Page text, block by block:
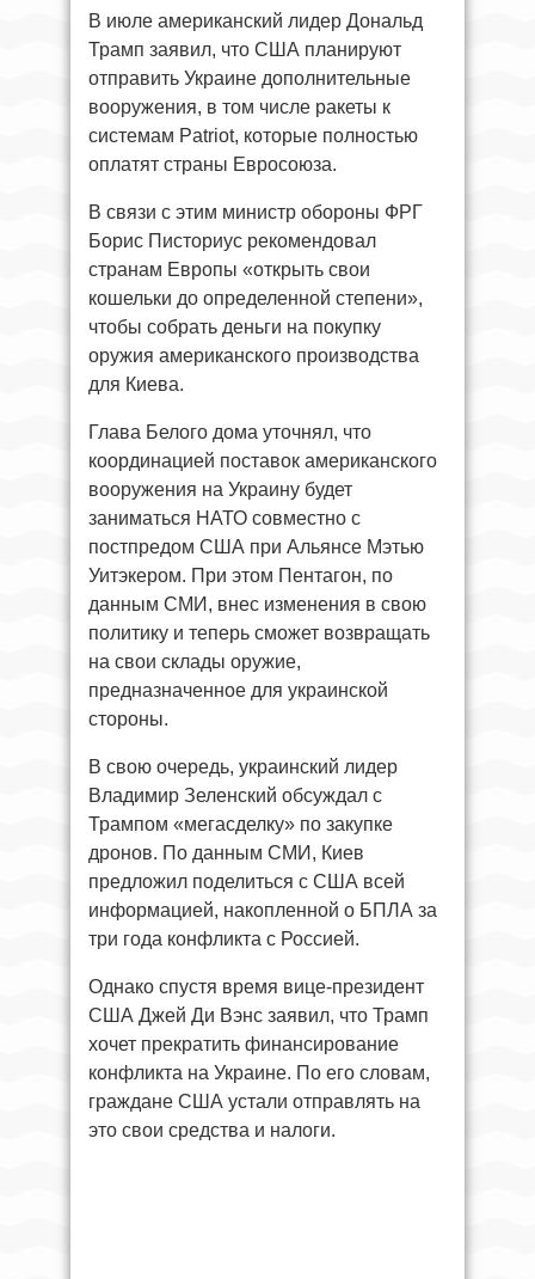
В июле американский лидер Дональд
Трамп заявил, что США планируют
отправить Украине дополнительные
вооружения, в том числе ракеты к
системам Patriot, которые полностью
оплатят страны Евросоюза.
В связи с этим министр обороны ФРГ
Борис Писториус рекомендовал
странам Европы «открыть свои
кошельки до определенной степени»,
чтобы собрать деньги на покупку
оружия американского производства
для Киева.
Глава Белого дома уточнял, что
координацией поставок американского
вооружения на Украину будет
заниматься НАТО совместно с
постпредом США при Альянсе Мэтью
Уитэкером. При этом Пентагон, по
данным СМИ, внес изменения в свою
политику и теперь сможет возвращать
на свои склады оружие,
предназначенное для украинской
стороны.
В свою очередь, украинский лидер
Владимир Зеленский обсуждал с
Трампом «мегасделку» по закупке
дронов. По данным СМИ, Киев
предложил поделиться с США всей
информацией, накопленной о БПЛА за
три года конфликта с Россией.
Однако спустя время вице-президент
США Джей Ди Вэнс заявил, что Трамп
хочет прекратить финансирование
конфликта на Украине. По его словам,
граждане США устали отправлять на
это свои средства и налоги.